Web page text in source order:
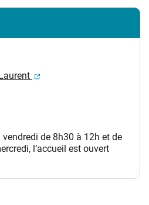
(ouverture dans un
de 8h30 à 12h et de
l’accueil est ouvert